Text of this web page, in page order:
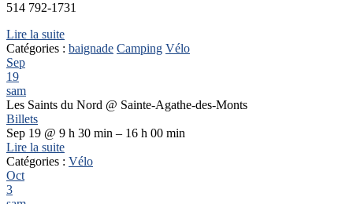
514 792-1731
Lire la suite
Catégories : baignade Camping Vélo
Sep
19
sam
Les Saints du Nord @ Sainte-Agathe-des-Monts
Billets
Sep 19 @ 9 h 30 min – 16 h 00 min
Lire la suite
Catégories : Vélo
Oct
3